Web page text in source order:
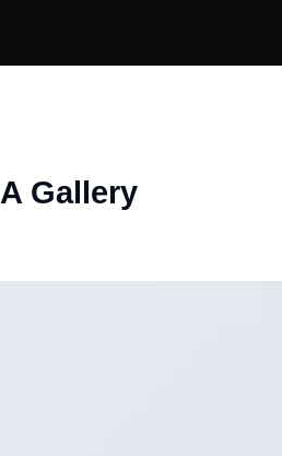
Gallery